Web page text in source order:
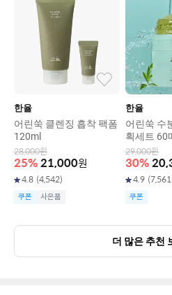
한율
어린쑥 클렌징 흡착 팩폼
120ml
28,000원
25% 21,000원
4.8 (4,542)
쿠폰 사은품
한율
어린쑥 수
획세트 60
29,000원
30%
4.9 (7,561
쿠폰
더 많은 추천